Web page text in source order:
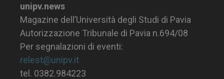
unipv.news
Magazine dell’Università degli Studi di Pavia
Autorizzazione Tribunale di Pavia n.694/08
Per segnalazioni di eventi:
relest@unipv.it
tel. 0382.984223